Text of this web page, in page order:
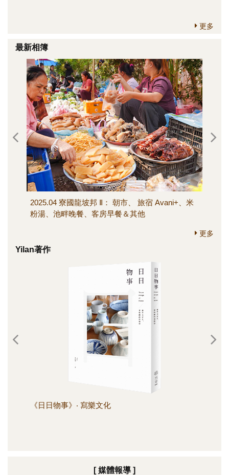
更多
最新相簿
2025.04 寮國龍坡邦 Ⅱ： 朝市、 旅宿 Avani+、米
粉湯、池畔晚餐、客房早餐＆其他
更多
Yilan著作
《日日物事》‧ 寫樂文化
[ 媒體報導 ]